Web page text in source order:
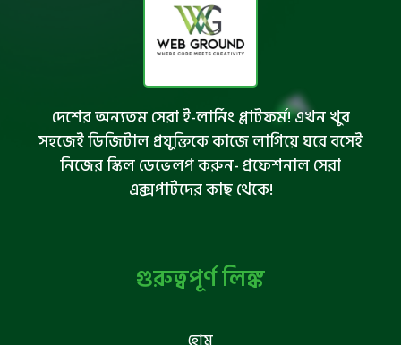
দেশের অন্যতম সেরা ই-লার্নিং প্লাটফর্ম! এখন খুব
সহজেই ডিজিটাল প্রযুক্তিকে কাজে লাগিয়ে ঘরে বসেই
নিজের স্কিল ডেভেলপ করুন- প্রফেশনাল সেরা
এক্সপার্টদের কাছ থেকে!
গুরুত্বপূর্ণ লিঙ্ক